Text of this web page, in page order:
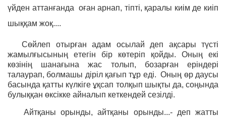
үйден аттанғанда оған арнап, тіпті, қаралы киім де киіп
шыққам жоқ....
Сөйлеп отырған адам осылай деп ақсары түсті
жамылғысының етегін бір көтеріп қойды. Оның екі
көзінің шанағына жас толып, бозарған еріндері
талаурап, болмашы діріл қағып тұр еді. Оның өр даусы
басында қатты күлкіге ұқсап толқып шықты да, соңында
булыққан өксікке айналып кеткендей сезілді.
Айтқаны орынды, айтқаны орынды...- деп жатты